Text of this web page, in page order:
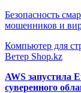
Безопасность
мошенников и
Компьютер для
Ветер Shop.kz
AWS запустила
суверенного